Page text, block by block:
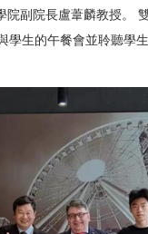
副院長盧葦麟教授。
學生的午餐會並聆聽學